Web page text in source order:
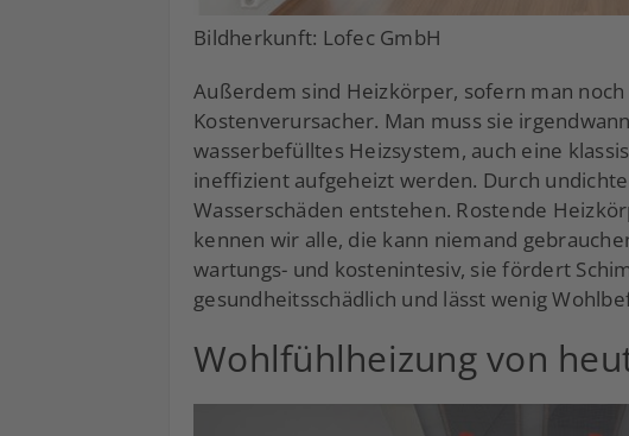
Bildherkunft: Lofec GmbH
Außerdem sind Heizkörper, sofern man
Kostenverursacher. Man muss sie
wasserbefülltes Heizsystem, auch eine
ineffizient aufgeheizt werden. Durch
Wasserschäden entstehen. Rostende
kennen wir alle, die kann niemand
wartungs- und kostenintesiv, sie fördert
gesundheitsschädlich und lässt wenig
Wohlfühlheizung von